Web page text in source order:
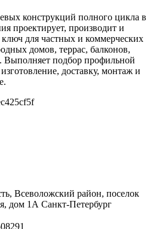
конструкций полного цикла в
проектирует, производит и
для частных и коммерческих
домов, террас, балконов,
Выполняет подбор профильной
доставку, монтаж и
Всеволожский район, поселок
дом 1А Санкт-Петербург